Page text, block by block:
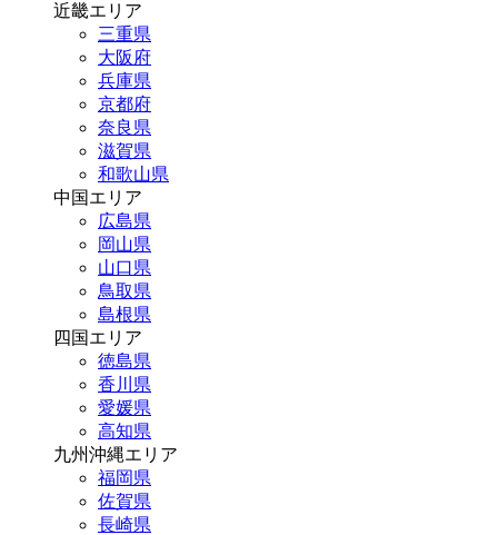
近畿エリア
三重県
大阪府
兵庫県
京都府
奈良県
滋賀県
和歌山県
中国エリア
広島県
岡山県
山口県
鳥取県
島根県
四国エリア
徳島県
香川県
愛媛県
高知県
九州沖縄エリア
福岡県
佐賀県
長崎県